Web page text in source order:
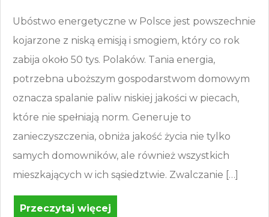
Ubóstwo energetyczne w Polsce jest powszechnie
kojarzone z niską emisją i smogiem, który co rok
zabija około 50 tys. Polaków. Tania energia,
potrzebna uboższym gospodarstwom domowym
oznacza spalanie paliw niskiej jakości w piecach,
które nie spełniają norm. Generuje to
zanieczyszczenia, obniża jakość życia nie tylko
samych domowników, ale również wszystkich
mieszkających w ich sąsiedztwie. Zwalczanie […]
Przeczytaj więcej